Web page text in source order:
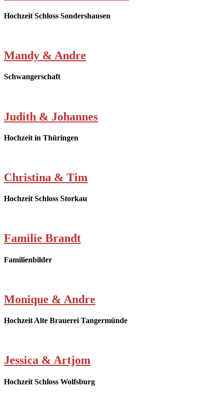
Hochzeit Schloss Sondershausen
Mandy & Andre
Schwangerschaft
Judith & Johannes
Hochzeit in Thüringen
Christina & Tim
Hochzeit Schloss Storkau
Familie Brandt
Familienbilder
Monique & Andre
Hochzeit Alte Brauerei Tangermünde
Jessica & Artjom
Hochzeit Schloss Wolfsburg